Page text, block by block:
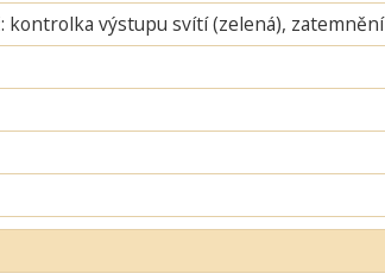
výstupu svítí (zelená),